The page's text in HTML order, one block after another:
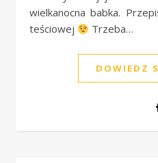
wielkanocna babka.
teściowej
Trzeba…
DOWIEDZ